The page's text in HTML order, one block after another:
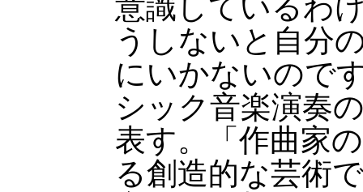
意識しているわ
うしないと自分
にいかないので
シック音楽演奏
表す。「作曲家
る創造的な芸術